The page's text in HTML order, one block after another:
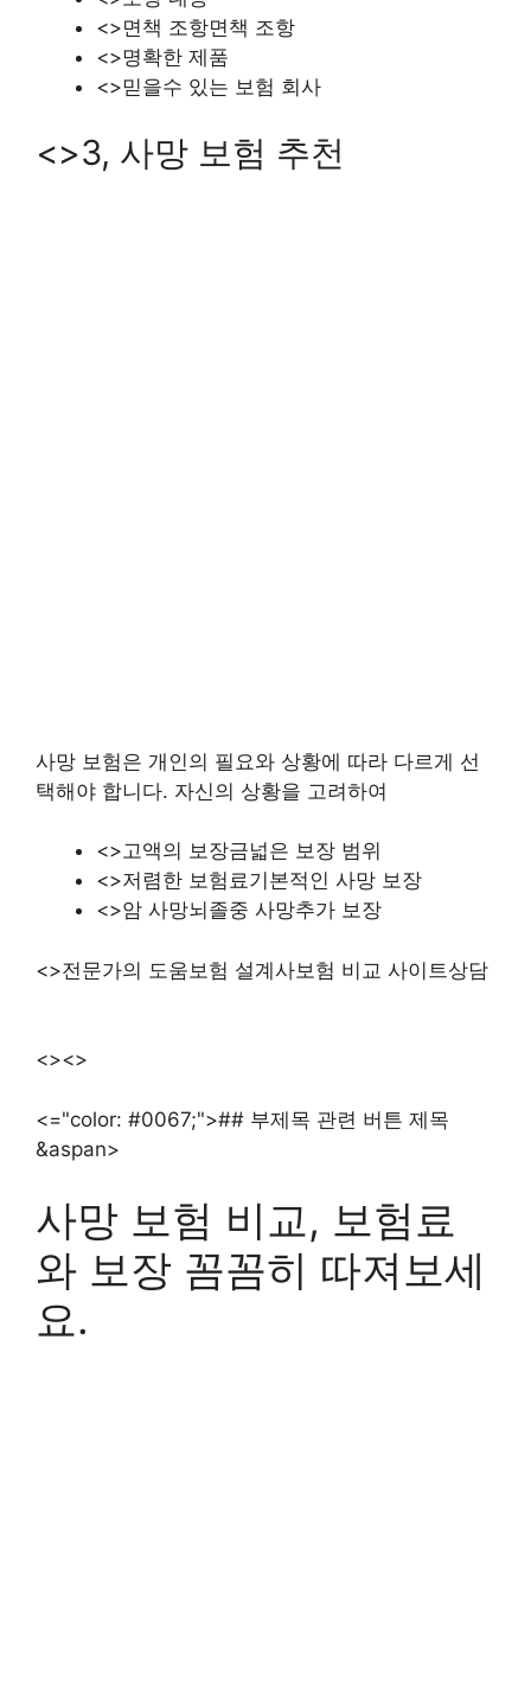
<>면책 조항면책 조항
<>명확한 제품
<>믿을수 있는 보험 회사
<>3, 사망 보험 추천
사망 보험은 개인의 필요와 상황에 따라 다르게 선
택해야 합니다. 자신의 상황을 고려하여
<>고액의 보장금넓은 보장 범위
<>저렴한 보험료기본적인 사망 보장
<>암 사망뇌졸중 사망추가 보장
<>전문가의 도움보험 설계사보험 비교 사이트상담
<><>
<="color: #0067;">## 부제목 관련 버튼 제목
&aspan>
사망 보험 비교, 보험료
와 보장 꼼꼼히 따져보세
요.